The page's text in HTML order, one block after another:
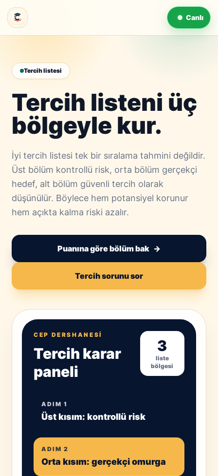
Canlı
Tercih listesi
Tercih listeni üç
bölgeyle kur.
İyi tercih listesi tek bir sıralama tahmini değildir.
Üst bölüm kontrollü risk, orta bölüm gerçekçi
hedef, alt bölüm güvenli tercih olarak
düşünülür. Böylece hem potansiyel korunur
hem açıkta kalma riski azalır.
Puanına göre bölüm bak →
Tercih sorunu sor
CEP DERSHANESI
Tercih karar
paneli
3
liste
bölgesi
ADIM 1
Üst kısım: kontrollü risk
ADIM 2
Orta kısım: gerçekçi omurga